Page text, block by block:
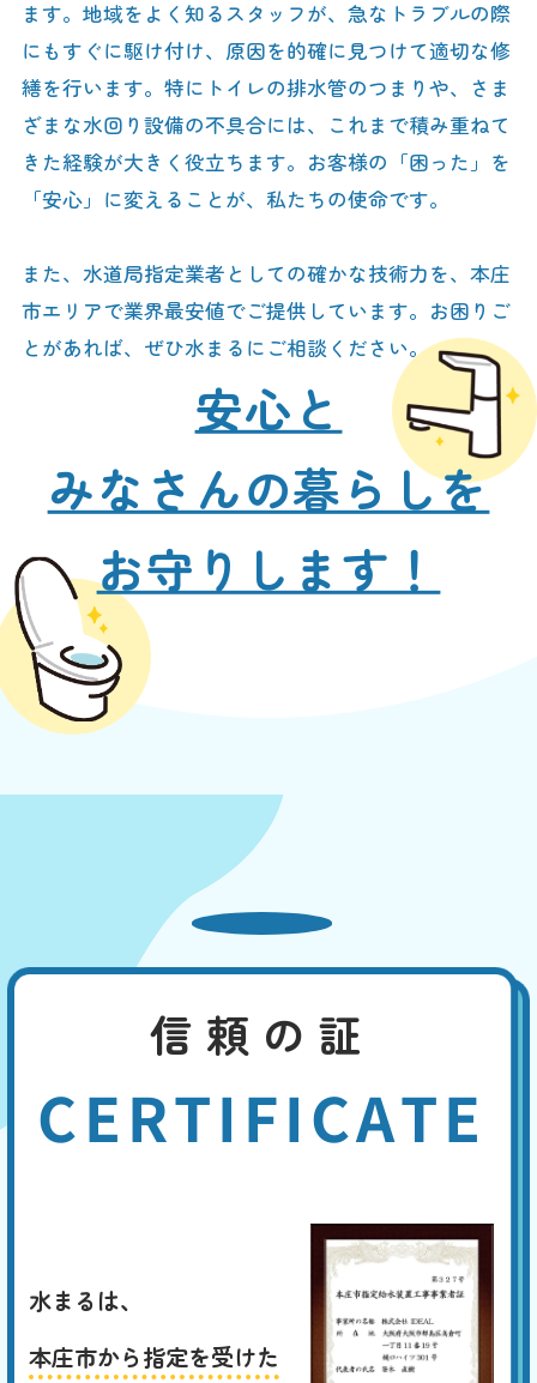
ます。地域をよく知るスタッフが、急なトラブルの際
にもすぐに駆け付け、原因を的確に見つけて適切な修
繕を行います。特にトイレの排水管のつまりや、さま
ざまな水回り設備の不具合には、これまで積み重ねて
きた経験が大きく役立ちます。お客様の「困った」を
「安心」に変えることが、私たちの使命です。
また、水道局指定業者としての確かな技術力を、本庄
市エリアで業界最安値でご提供しています。お困りご
とがあれば、ぜひ水まるにご相談ください。
安心と
みなさんの暮らしを
お守りします！
信頼の証
CERTIFICATE
水まるは、
本庄市から指定を受けた